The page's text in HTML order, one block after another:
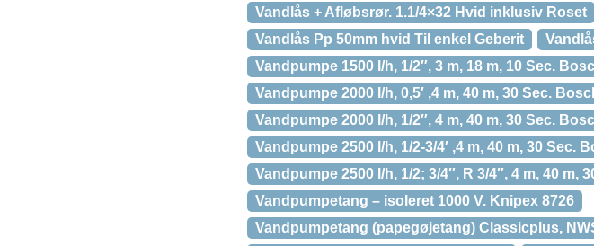
Vandlås + Afløbsrør. 1.1/4×32 Hvid inklusiv Roset
Vandlås Pp 50mm hvid Til enkel Geberit
Vandpumpe 1500 l/h, 1/2″, 3 m, 18 m, 10 Sec.
Vandpumpe 2000 l/h, 0,5′ ,4 m, 40 m, 30 Sec.
Vandpumpe 2000 l/h, 1/2″, 4 m, 40 m, 30 Sec.
Vandpumpe 2500 l/h, 1/2-3/4′ ,4 m, 40 m, 30 Sec.
Vandpumpe 2500 l/h, 1/2; 3/4″, R 3/4″, 4 m, 40 m,
Vandpumpetang – isoleret 1000 V. Knipex 8726
Vandpumpetang (papegøjetang) Classicplus,